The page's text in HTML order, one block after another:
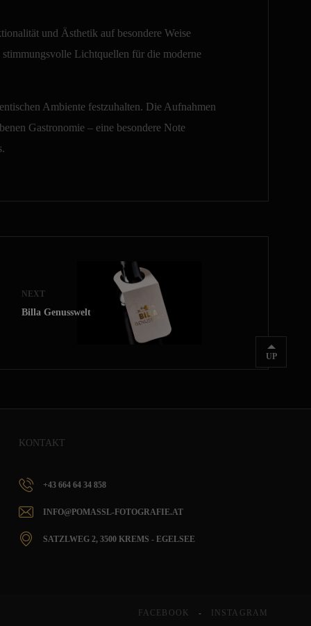
und Ästhetik auf besondere Weise
Lichtquellen für die moderne
Ambiente festzuhalten. Die Aufnahmen
Gastronomie – eine besondere Note
NEXT
Billa Genusswelt
UP
KONTAKT
+43 664 64 34 858
INFO@POMASSL-FOTOGRAFIE.AT
SATZLWEG 2, 3500 KREMS - EGELSEE
FACEBOOK INSTAGRAM